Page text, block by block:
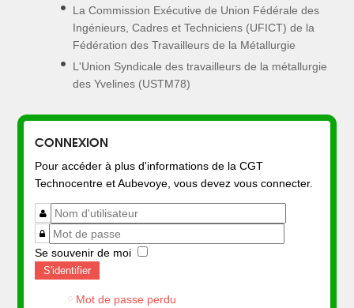
La Commission Exécutive de Union Fédérale des
Ingénieurs, Cadres et Techniciens (UFICT) de la
Fédération des Travailleurs de la Métallurgie
L'Union Syndicale des travailleurs de la métallurgie
des Yvelines (USTM78)
CONNEXION
Pour accéder à plus d'informations de la CGT
Technocentre et Aubevoye, vous devez vous connecter.
Se souvenir de moi
S'identifier
Mot de passe perdu